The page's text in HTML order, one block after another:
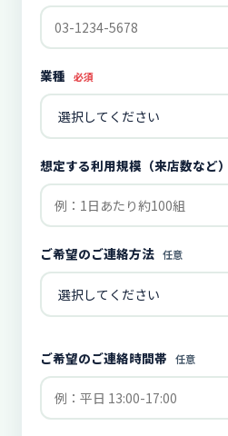
業種 必須
想定する利用規模（来店数など）
ご希望のご連絡方法 任意
ご希望のご連絡時間帯 任意